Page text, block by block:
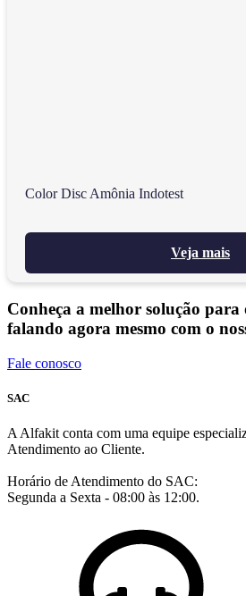
Color Disc Amônia Indotest
Veja mais
Conheça a melhor solução para
falando agora mesmo com o
Fale conosco
SAC
A Alfakit conta com uma equipe
Atendimento ao Cliente.
Horário de Atendimento do SAC:
Segunda a Sexta - 08:00 às 12:00.